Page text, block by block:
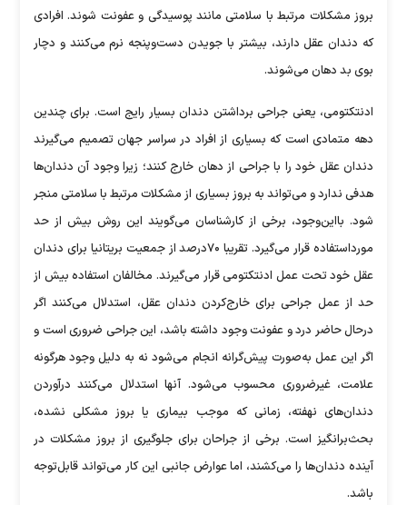
بروز مشکلات مرتبط با سلامتی مانند پوسیدگی و عفونت شوند. افرادی
که دندان عقل دارند، بیشتر با جویدن دست‌و‌پنجه نرم می‌کنند و دچار
بوی بد دهان می‌شوند.
ادنتکتومی، یعنی جراحی برداشتن دندان بسیار رایج است. برای چندین
دهه متمادی است که بسیاری از افراد در سراسر جهان تصمیم می‌گیرند
دندان عقل خود را با جراحی از دهان خارج کنند؛ زیرا وجود آن دندان‌ها
هدفی ندارد و می‌تواند به بروز بسیاری از مشکلات مرتبط با سلامتی منجر
شود. بااین‌وجود، برخی از کارشناسان می‌گویند این روش بیش از حد
مورداستفاده قرار می‌گیرد. تقریبا ۷۰درصد از جمعیت بریتانیا برای دندان
عقل خود تحت عمل ادنتکتومی قرار می‌گیرند. مخالفان استفاده بیش از
حد از عمل جراحی برای خارج‌کردن دندان عقل، استدلال می‌کنند اگر
درحال‌ حاضر درد و عفونت وجود داشته باشد، این جراحی ضروری است و
اگر این عمل به‌صورت پیش‌گرانه انجام می‌شود نه به دلیل وجود هرگونه
علامت، غیرضروری محسوب می‌شود. آنها استدلال می‌کنند درآوردن
دندان‌های نهفته، زمانی که موجب بیماری یا بروز مشکلی نشده،
بحث‌برانگیز است. برخی از جراحان برای جلوگیری از بروز مشکلات در
آینده دندان‌ها را می‌کشند، اما عوارض جانبی این کار می‌تواند قابل‌توجه
باشد.